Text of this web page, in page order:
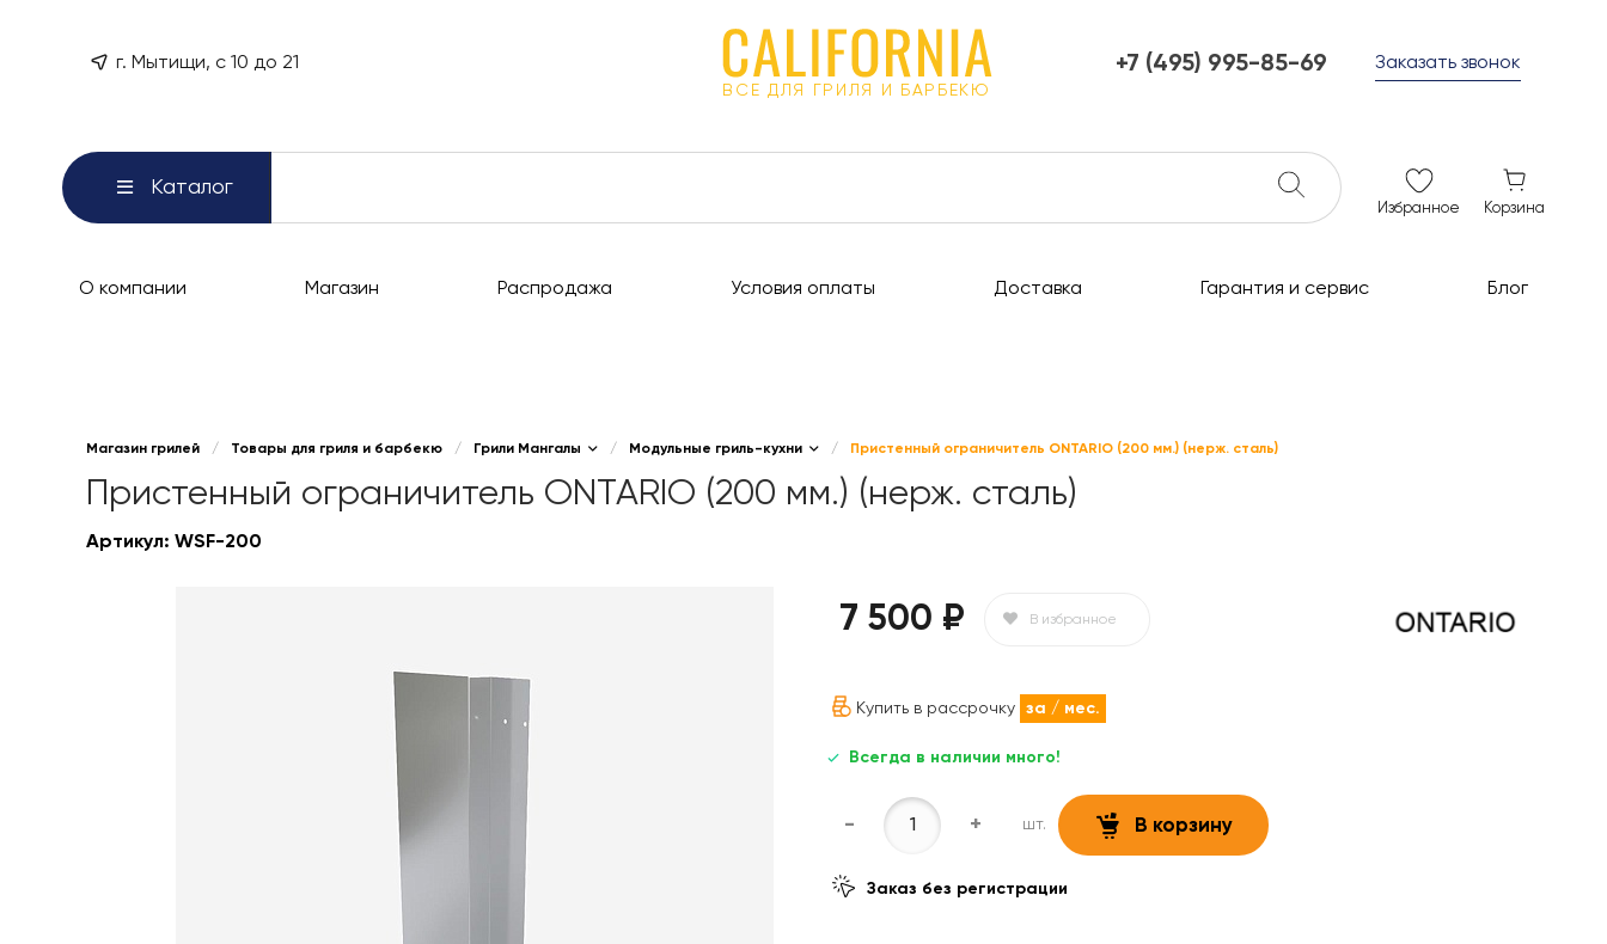
г. Мытищи, с 10 до 21
ВСЕ ДЛЯ ГРИЛЯ И БАРБЕКЮ
+7 (495) 995-85-69
ежедневно с 10 до 21
Заказать звонок
Каталог
Избранное Корзина
О компании Магазин Распродажа Условия оплаты Доставка Гарантия и сервис Блог
Магазин грилей / Товары для гриля и барбекю / Грили Мангалы / Модульные гриль-кухни / Пристенный ограничитель ONTARIO (200 мм.) (нерж. сталь)
Пристенный ограничитель ONTARIO (200 мм.) (нерж. сталь)
Артикул: WSF-200
7 500 ₽ В избранное
Купить в рассрочку за / мес.
Всегда в наличии много!
- + шт. В корзину
Заказ без регистрации